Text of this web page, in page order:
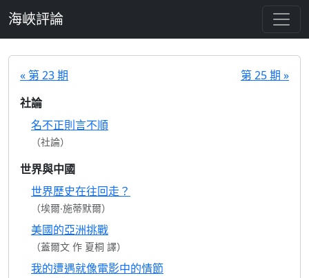
海峽評論
« 第 23 期
第 25 期 »
社論
名不正則言不順
（社論）
世界與中國
世界歷史在往回走？
（埃爾‧施蒂默爾）
美國的亞洲挑戰
（蓋爾文 作 夏桐 譯）
我的遭遇就像電影中的情節